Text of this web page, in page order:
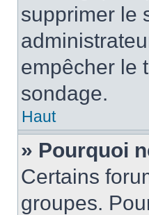
supprimer le
empêcher le
sondage.
Haut
» Pourquoi
Certains
groupes.